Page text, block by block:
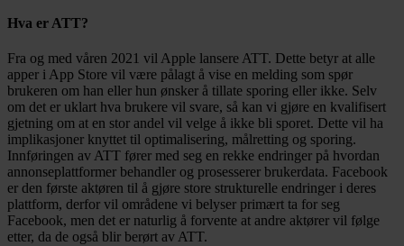
Hva er ATT?
Fra og med våren 2021 vil Apple lansere ATT. Dette betyr at alle
apper i App Store vil være pålagt å vise en melding som spør
brukeren om han eller hun ønsker å tillate sporing eller ikke. Selv
om det er uklart hva brukere vil svare, så kan vi gjøre en kvalifisert
gjetning om at en stor andel vil velge å ikke bli sporet. Dette vil ha
implikasjoner knyttet til optimalisering, målretting og sporing.
Innføringen av ATT fører med seg en rekke endringer på hvordan
annonseplattformer behandler og prosesserer brukerdata. Facebook
er den første aktøren til å gjøre store strukturelle endringer i deres
plattform, derfor vil områdene vi belyser primært ta for seg
Facebook, men det er naturlig å forvente at andre aktører vil følge
etter, da de også blir berørt av ATT.